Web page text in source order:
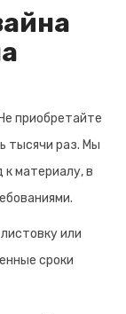
приобретайте
тысячи раз. Мы
к материалу, в
или
сроки